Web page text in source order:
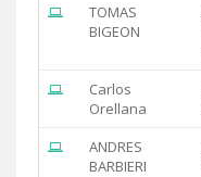
TOMAS
BIGEON
Carlos
Orellana
ANDRES
BARBIERI